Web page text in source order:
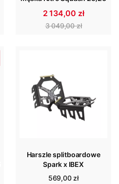
2 134,00 zł
3 049,00 zł
Harszle splitboardowe
Spark x IBEX
569,00 zł